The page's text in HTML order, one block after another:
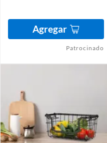
Agregar
Patrocinado